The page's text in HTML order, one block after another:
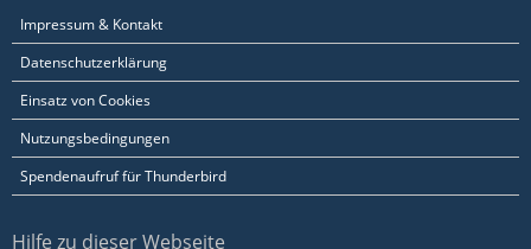
Impressum & Kontakt
Datenschutzerklärung
Einsatz von Cookies
Nutzungsbedingungen
Spendenaufruf für Thunderbird
Hilfe zu dieser Webseite